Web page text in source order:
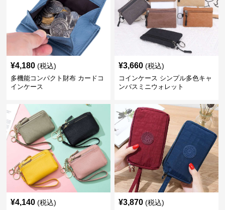
¥4,180 (税込)
多機能コンパクト財布 カードコ
インケース
¥3,660 (税込)
コインケース シンプル多色キャ
ンバスミニウォレット
¥4,140 (税込) ¥3,870 (税込)